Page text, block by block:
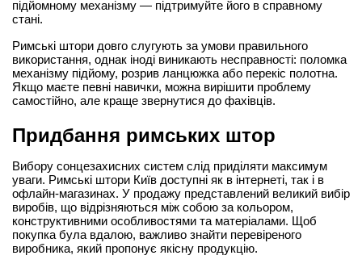
підйомному механізму — підтримуйте його в справному
стані.
Римські штори довго слугують за умови правильного
використання, однак іноді виникають несправності: поломка
механізму підйому, розрив ланцюжка або перекіс полотна.
Якщо маєте певні навички, можна вирішити проблему
самостійно, але краще звернутися до фахівців.
Придбання римських штор
Вибору сонцезахисних систем слід приділяти максимум
уваги. Римські штори Київ доступні як в інтернеті, так і в
офлайн-магазинах. У продажу представлений великий вибір
виробів, що відрізняються між собою за кольором,
конструктивними особливостями та матеріалами. Щоб
покупка була вдалою, важливо знайти перевіреного
виробника, який пропонує якісну продукцію.